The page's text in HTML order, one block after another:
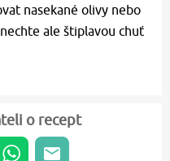
nasekané olivy nebo
ale štiplavou chuť
o recept